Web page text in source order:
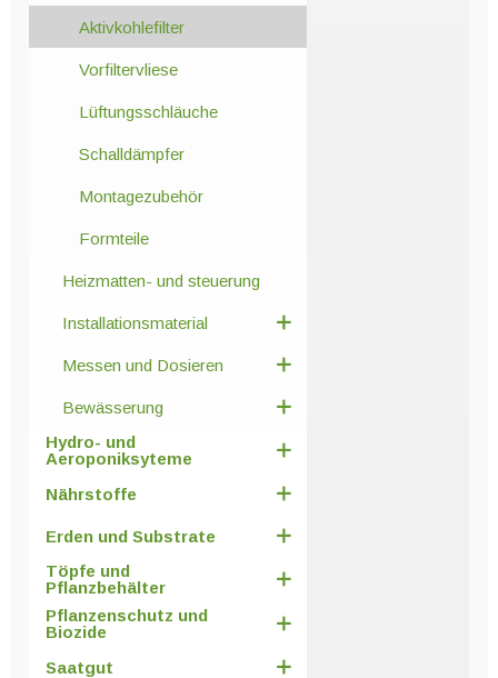
Aktivkohlefilter
Vorfiltervliese
Lüftungsschläuche
Schalldämpfer
Montagezubehör
Formteile
Heizmatten- und steuerung
Installationsmaterial
Messen und Dosieren
Bewässerung
Hydro- und
Aeroponiksyteme
Nährstoffe
Erden und Substrate
Töpfe und
Pflanzbehälter
Pflanzenschutz und
Biozide
Saatgut